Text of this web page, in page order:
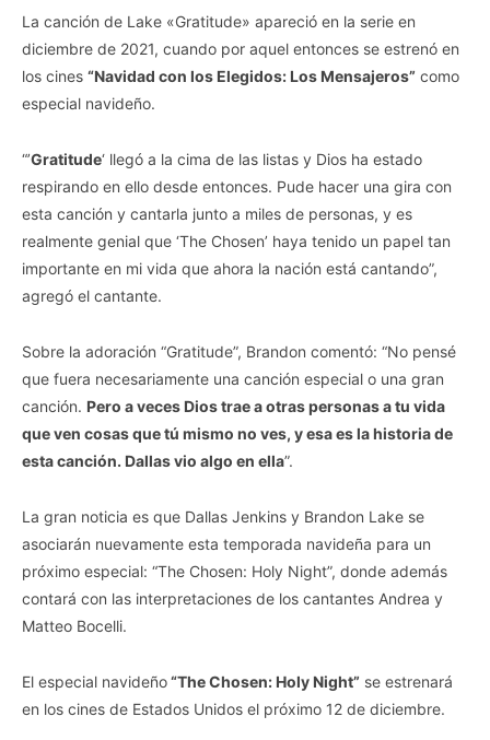
La canción de Lake «Gratitude» apareció en la serie en
diciembre de 2021, cuando por aquel entonces se estrenó en
los cines “Navidad con los Elegidos: Los Mensajeros” como
especial navideño.
“’Gratitude‘ llegó a la cima de las listas y Dios ha estado
respirando en ello desde entonces. Pude hacer una gira con
esta canción y cantarla junto a miles de personas, y es
realmente genial que ‘The Chosen’ haya tenido un papel tan
importante en mi vida que ahora la nación está cantando”,
agregó el cantante.
Sobre la adoración “Gratitude”, Brandon comentó: “No pensé
que fuera necesariamente una canción especial o una gran
canción. Pero a veces Dios trae a otras personas a tu vida
que ven cosas que tú mismo no ves, y esa es la historia de
esta canción. Dallas vio algo en ella”.
La gran noticia es que Dallas Jenkins y Brandon Lake se
asociarán nuevamente esta temporada navideña para un
próximo especial: “The Chosen: Holy Night”, donde además
contará con las interpretaciones de los cantantes Andrea y
Matteo Bocelli.
El especial navideño“The Chosen: Holy Night” se estrenará
en los cines de Estados Unidos el próximo 12 de diciembre.